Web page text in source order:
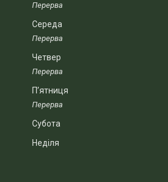
Середа
Четвер
Пʼятниця
Субота
Неділя